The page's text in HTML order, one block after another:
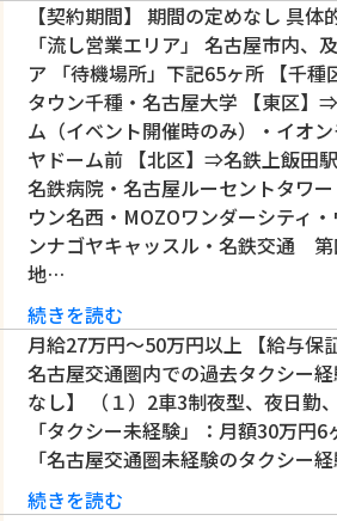
【契約期間】 期間の定めなし 具体
「流し営業エリア」 名古屋市内、
ア 「待機場所」下記65ヶ所 【千
タウン千種・名古屋大学 【東区】
ム（イベント開催時のみ）・イオ
ヤドーム前 【北区】⇒名鉄上飯田
名鉄病院・名古屋ルーセントタワ
ウン名西・MOZOワンダーシティ・
ンナゴヤキャッスル・名鉄交通 第
地…
続きを読む
月給27万円～50万円以上 【給与保
名古屋交通圏内での過去タクシー
なし】 （１）2車3制夜型、夜日勤
「タクシー未経験」：月額30万
「名古屋交通圏未経験のタクシー
続きを読む